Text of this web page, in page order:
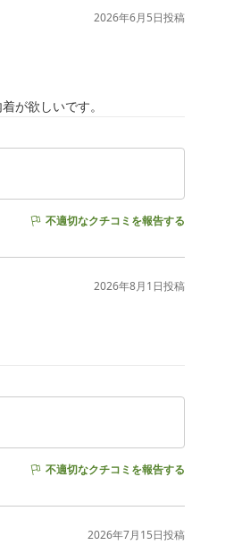
2026年6月5日投稿
が欲しいです。
不適切なクチコミを報告する
2026年8月1日投稿
不適切なクチコミを報告する
2026年7月15日投稿